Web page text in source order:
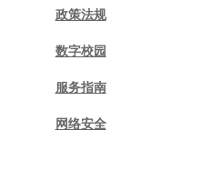
政策法规
数字校园
服务指南
网络安全